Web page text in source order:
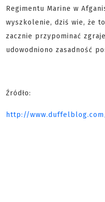
Regimentu Marine w
wyszkolenie, dziś wie, że
zacznie przypominać
udowodniono zasadność
Źródło:
http://